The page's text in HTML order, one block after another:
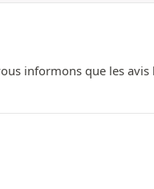
informons que les